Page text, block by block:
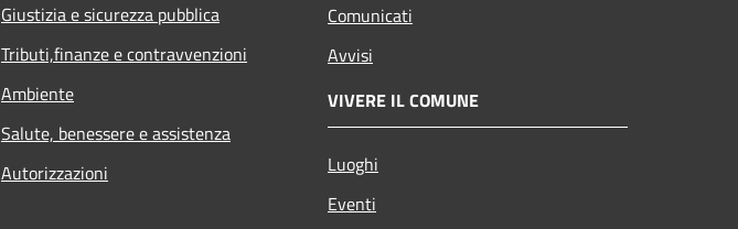
Giustizia e sicurezza pubblica
Tributi,finanze e contravvenzioni
Ambiente
Salute, benessere e assistenza
Autorizzazioni
Comunicati
Avvisi
VIVERE IL COMUNE
Luoghi
Eventi